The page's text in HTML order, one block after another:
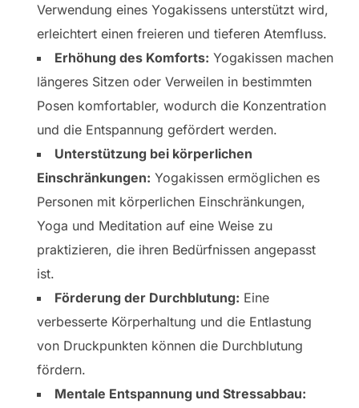
Verwendung eines Yogakissens unterstützt wird,
erleichtert einen freieren und tieferen Atemfluss.
Erhöhung des Komforts: Yogakissen machen
längeres Sitzen oder Verweilen in bestimmten
Posen komfortabler, wodurch die Konzentration
und die Entspannung gefördert werden.
Unterstützung bei körperlichen
Einschränkungen: Yogakissen ermöglichen es
Personen mit körperlichen Einschränkungen,
Yoga und Meditation auf eine Weise zu
praktizieren, die ihren Bedürfnissen angepasst
ist.
Förderung der Durchblutung: Eine
verbesserte Körperhaltung und die Entlastung
von Druckpunkten können die Durchblutung
fördern.
Mentale Entspannung und Stressabbau: